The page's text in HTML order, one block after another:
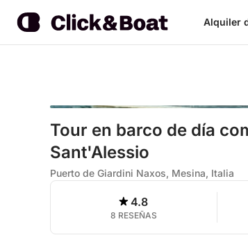
Alquiler
Tour en barco de día
Sant'Alessio
Puerto de Giardini Naxos, Mesina, Italia
4.8
8 RESEÑAS